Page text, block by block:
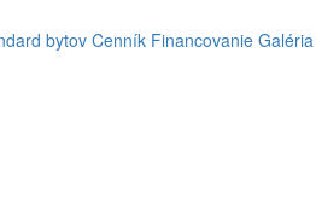
bytov Cenník Financovanie Galéria